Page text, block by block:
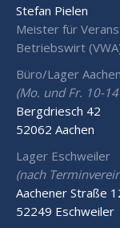
Stefan Pielen
Meister für
Betriebswirt
Büro/Lager Aachen
(Mo. und Fr. 10-
Bergdriesch 42
52062 Aachen
Lager Eschweiler
(nach
Aachener Straße
52249 Eschweiler